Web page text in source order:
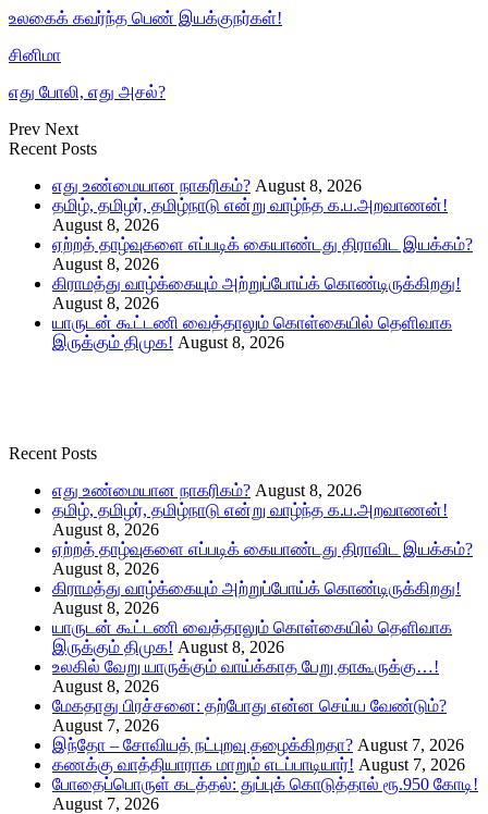
உலகைக் கவர்ந்த பெண் இயக்குநர்கள்!
சினிமா
எது போலி, எது அசல்?
Prev Next
Recent Posts
எது உண்மையான நாகரிகம்? August 8, 2026
தமிழ், தமிழர், தமிழ்நாடு என்று வாழ்ந்த க.ப.அறவாணன்!
August 8, 2026
ஏற்றத் தாழ்வுகளை எப்படிக் கையாண்டது திராவிட இயக்கம்?
August 8, 2026
கிராமத்து வாழ்க்கையும் அற்றுப்போய்க் கொண்டிருக்கிறது!
August 8, 2026
யாருடன் கூட்டணி வைத்தாலும் கொள்கையில் தெளிவாக
இருக்கும் திமுக! August 8, 2026
Recent Posts
எது உண்மையான நாகரிகம்? August 8, 2026
தமிழ், தமிழர், தமிழ்நாடு என்று வாழ்ந்த க.ப.அறவாணன்!
August 8, 2026
ஏற்றத் தாழ்வுகளை எப்படிக் கையாண்டது திராவிட இயக்கம்?
August 8, 2026
கிராமத்து வாழ்க்கையும் அற்றுப்போய்க் கொண்டிருக்கிறது!
August 8, 2026
யாருடன் கூட்டணி வைத்தாலும் கொள்கையில் தெளிவாக
இருக்கும் திமுக! August 8, 2026
உலகில் வேறு யாருக்கும் வாய்க்காத பேறு தாகூருக்கு…!
August 8, 2026
மேகதாது பிரச்சனை: தற்போது என்ன செய்ய வேண்டும்?
August 7, 2026
இந்தோ – சோவியத் நட்புறவு தழைக்கிறதா? August 7, 2026
கணக்கு வாத்தியாராக மாறும் எடப்பாடியார்! August 7, 2026
போதைப்பொருள் கடத்தல்: துப்புக் கொடுத்தால் ரூ.950 கோடி!
August 7, 2026